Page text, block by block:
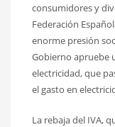
consumidores y
Federación
enorme presión
Gobierno apruebe
electricidad, que
el gasto en
La rebaja del IVA,